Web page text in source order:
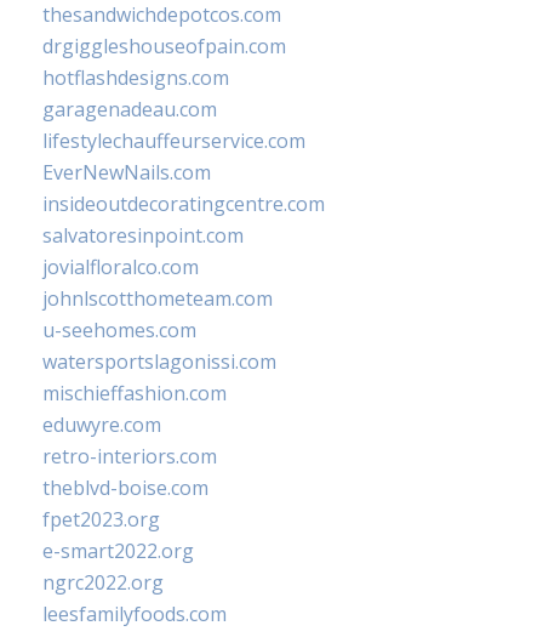
thesandwichdepotcos.com
drgiggleshouseofpain.com
hotflashdesigns.com
garagenadeau.com
lifestylechauffeurservice.com
EverNewNails.com
insideoutdecoratingcentre.com
salvatoresinpoint.com
jovialfloralco.com
johnlscotthometeam.com
u-seehomes.com
watersportslagonissi.com
mischieffashion.com
eduwyre.com
retro-interiors.com
theblvd-boise.com
fpet2023.org
e-smart2022.org
ngrc2022.org
leesfamilyfoods.com